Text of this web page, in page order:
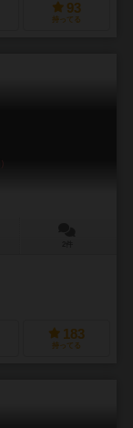
93
持ってる
183
持ってる